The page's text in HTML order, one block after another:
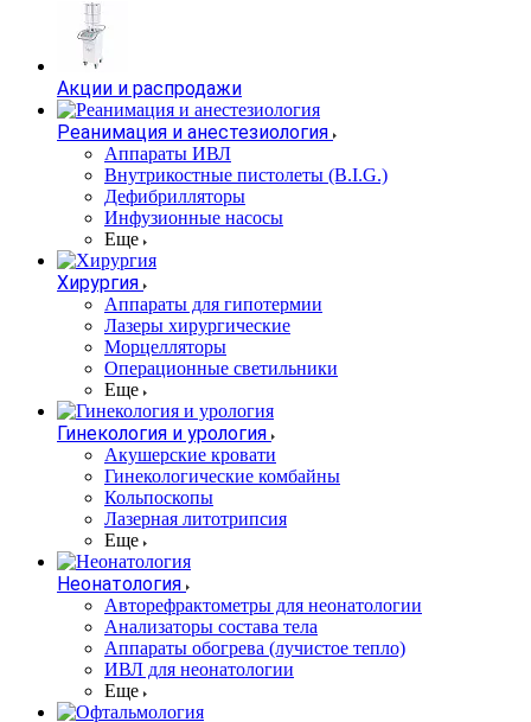
Акции и распродажи
Реанимация и анестезиология
Аппараты ИВЛ
Внутрикостные пистолеты (B.I.G.)
Дефибрилляторы
Инфузионные насосы
Еще
Хирургия
Аппараты для гипотермии
Лазеры хирургические
Морцелляторы
Операционные светильники
Еще
Гинекология и урология
Акушерские кровати
Гинекологические комбайны
Кольпоскопы
Лазерная литотрипсия
Еще
Неонатология
Авторефрактометры для неонатологии
Анализаторы состава тела
Аппараты обогрева (лучистое тепло)
ИВЛ для неонатологии
Еще